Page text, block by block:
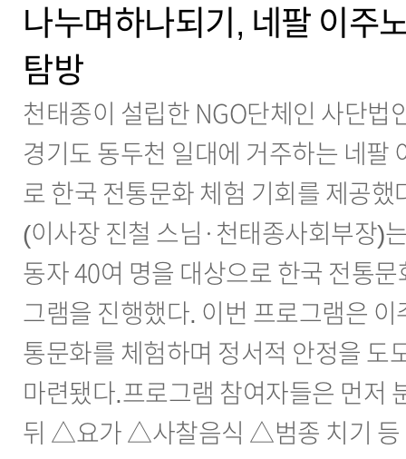
나누며하나되기, 네팔 이주
탐방
천태종이 설립한 NGO단체인 사단법
경기도 동두천 일대에 거주하는 네팔
로 한국 전통문화 체험 기회를 제공
(이사장 진철 스님·천태종사회부장)
동자 40여 명을 대상으로 한국 전통
그램을 진행했다. 이번 프로그램은
통문화를 체험하며 정서적 안정을 도
마련됐다.프로그램 참여자들은 먼저
뒤 △요가 △사찰음식 △범종 치기 등